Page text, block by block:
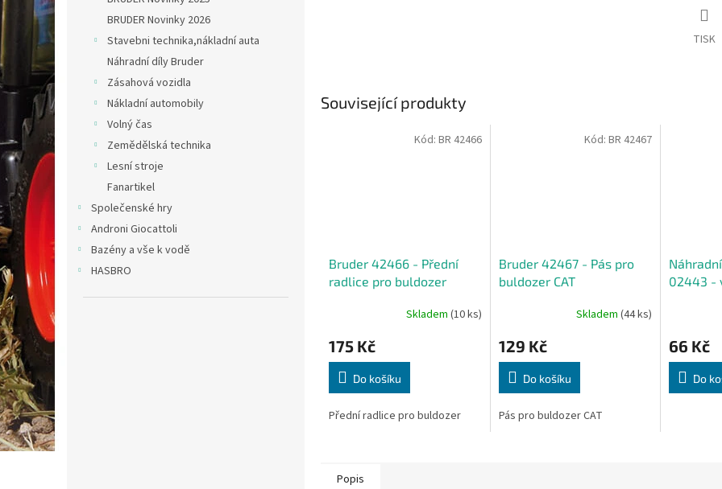
BRUDER Novinky 2026
Stavebni technika,nákladní auta
Náhradní díly Bruder
Zásahová vozidla
Nákladní automobily
Volný čas
Zemědělská technika
Lesní stroje
Fanartikel
Společenské hry
Androni Giocattoli
Bazény a vše k vodě
HASBRO
TISK
Související produkty
Bruder 42466 - Přední
radlice pro buldozer
Skladem (10 ks)
175 Kč
Do košíku
Přední radlice pro buldozer
Kód: BR 42466
Bruder 42467 - Pás pro
buldozer CAT
Skladem (44 ks)
129 Kč
Do košíku
Pás pro buldozer CAT
Kód: BR 42467
02443 -
66 Kč
Do
Popis